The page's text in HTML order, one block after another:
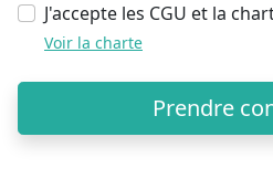
J'accepte les CGU et la
Voir la charte
Prendre